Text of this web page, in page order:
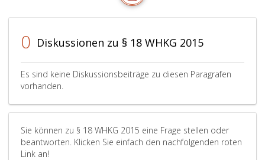
0 Diskussionen zu § 18 WHKG 2015
Es sind keine Diskussionsbeiträge zu diesen Paragrafen
vorhanden.
Sie können zu § 18 WHKG 2015 eine Frage stellen oder
beantworten. Klicken Sie einfach den nachfolgenden roten
Link an!